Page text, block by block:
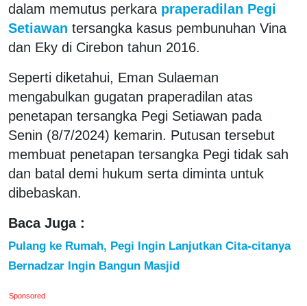
dalam memutus perkara praperadilan Pegi
Setiawan tersangka kasus pembunuhan Vina
dan Eky di Cirebon tahun 2016.
Seperti diketahui, Eman Sulaeman
mengabulkan gugatan praperadilan atas
penetapan tersangka Pegi Setiawan pada
Senin (8/7/2024) kemarin. Putusan tersebut
membuat penetapan tersangka Pegi tidak sah
dan batal demi hukum serta diminta untuk
dibebaskan.
Baca Juga :
Pulang ke Rumah, Pegi Ingin Lanjutkan Cita-citanya
Bernadzar Ingin Bangun Masjid
Sponsored